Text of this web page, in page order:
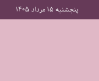
پنجشنبه 15 مرداد 1405